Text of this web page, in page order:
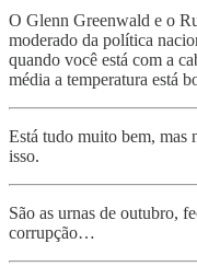
O Glenn Greenwald e o
moderado da política
quando você está com a
média a temperatura está
Está tudo muito bem, mas
isso.
São as urnas de outubro,
corrupção…